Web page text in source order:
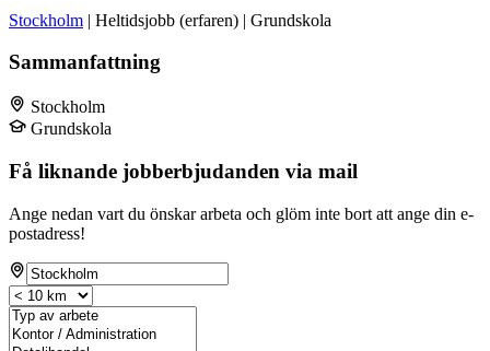
Stockholm | Heltidsjobb (erfaren) | Grundskola
Sammanfattning
Stockholm
Grundskola
Få liknande jobberbjudanden via mail
Ange nedan vart du önskar arbeta och glöm inte bort att ange din e-
postadress!